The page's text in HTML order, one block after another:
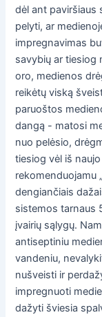
dėl ant paviršiaus
pelyti, ar
impregnavimas
savybių ar tiesiog
oro, medienos
reikėtų viską
paruoštos
dangą - matosi
nuo pelėsio,
tiesiog vėl iš
rekomenduojamu
dengiančiais
sistemos tarnaus
įvairių sąlygų.
antiseptiniu
vandeniu,
nušveisti ir
impregnuoti
dažyti šviesia